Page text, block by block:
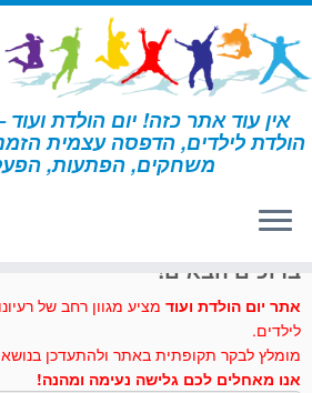
דלג
לתוכן
אין עוד אתר כזה! יום הולדת
הולדת לילדים, הדפסה עצמית
משחקים, הפתעות, דף הבית » יצירה » שומר ארמון המלכה
ברוכים הבאים!
אתר יום הולדת ועוד מציע מגוון רחב של
לילדים.
מומלץ לבקר תקופתית באתר ולהתעדכן
אנו מאחלים לכם גלישה נעימה ומהנה!